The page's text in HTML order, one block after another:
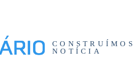
CONSTRUÍMOS
NOTÍCIA